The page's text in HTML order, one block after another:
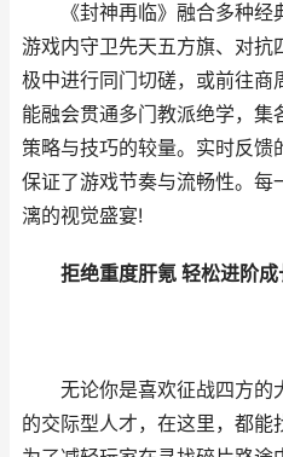
《封神再临》融合多种经
游戏内守卫先天五方旗、对抗
极中进行同门切磋，或前往商
能融会贯通多门教派绝学，
策略与技巧的较量。实时反馈
保证了游戏节奏与流畅性。每
漓的视觉盛宴!
拒绝重度肝氪 轻松进阶成
无论你是喜欢征战四方的
的交际型人才，在这里，都能